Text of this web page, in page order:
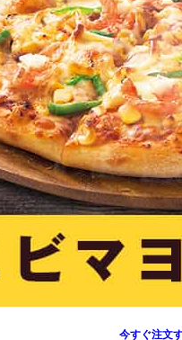
今すぐ注文